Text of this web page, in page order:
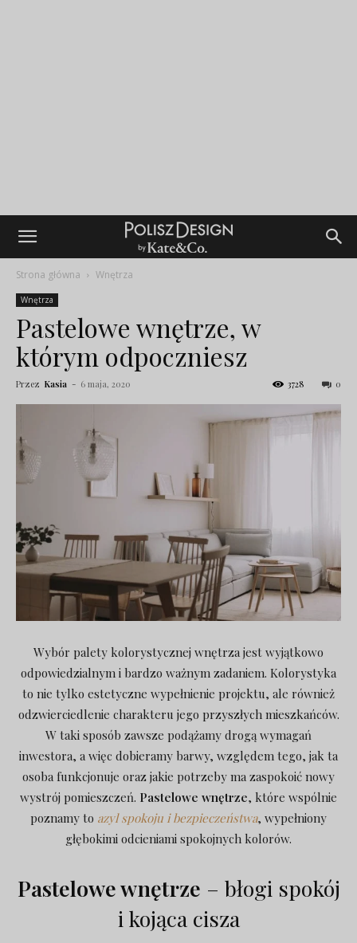
Strona główna Wnętrza
Wnętrza
Pastelowe wnętrze, w
którym odpoczniesz
Przez Kasia - 6 maja, 2020 0
3728
Wybór palety kolorystycznej wnętrza jest wyjątkowo
odpowiedzialnym i bardzo ważnym zadaniem. Kolorystyka
to nie tylko estetyczne wypełnienie projektu, ale również
odzwierciedlenie charakteru jego przyszłych mieszkańców.
W taki sposób zawsze podążamy drogą wymagań
inwestora, a więc dobieramy barwy, względem tego, jak ta
osoba funkcjonuje oraz jakie potrzeby ma zaspokoić nowy
wystrój pomieszczeń. Pastelowe wnętrze, które wspólnie
poznamy to azyl spokoju i bezpieczeństwa, wypełniony
głębokimi odcieniami spokojnych kolorów.
Pastelowe wnętrze – błogi spokój
i kojąca cisza